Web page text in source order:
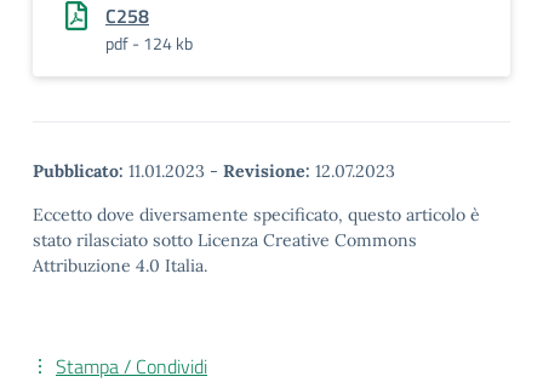
C258
pdf - 124 kb
Pubblicato: 11.01.2023 - Revisione: 12.07.2023
Eccetto dove diversamente specificato, questo articolo è
stato rilasciato sotto Licenza Creative Commons
Attribuzione 4.0 Italia.
Stampa / Condividi